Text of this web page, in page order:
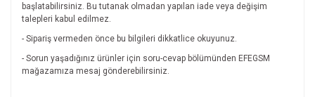
başlatabilirsiniz. Bu tutanak olmadan yapılan iade veya değişim
talepleri kabul edilmez.
- Sipariş vermeden önce bu bilgileri dikkatlice okuyunuz.
- Sorun yaşadığınız ürünler için soru-cevap bölümünden EFEGSM
mağazamıza mesaj gönderebilirsiniz.